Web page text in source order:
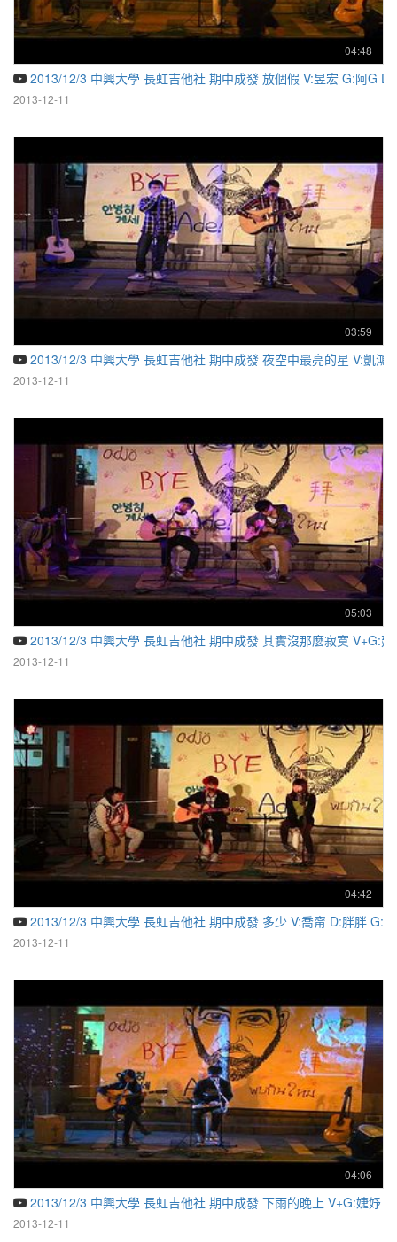
04:48
2013/12/3 中興大學 長虹吉他社 期中成發 放個假 V:昱宏 G:阿G
2013-12-11
03:59
2013/12/3 中興大學 長虹吉他社 期中成發 夜空中最亮的星 V:凱鴻
2013-12-11
05:03
2013/12/3 中興大學 長虹吉他社 期中成發 其實沒那麼寂寞 V+G:
2013-12-11
04:42
2013/12/3 中興大學 長虹吉他社 期中成發 多少 V:喬甯 D:胖胖 G:
2013-12-11
04:06
2013/12/3 中興大學 長虹吉他社 期中成發 下雨的晚上 V+G:婕妤
2013-12-11